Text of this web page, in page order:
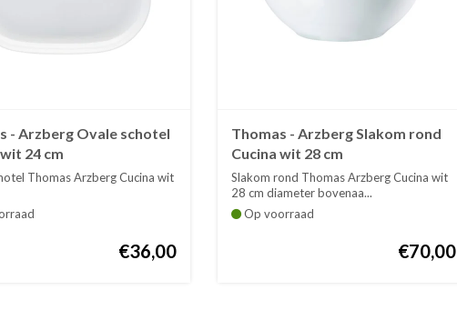
- Arzberg Ovale schotel
24 cm
Thomas Arzberg Cucina wit
€36,00
Thomas - Arzberg Slakom rond
Cucina wit 28 cm
Slakom rond Thomas Arzberg Cucina wit
28 cm diameter bovenaa...
Op voorraad
€70,00